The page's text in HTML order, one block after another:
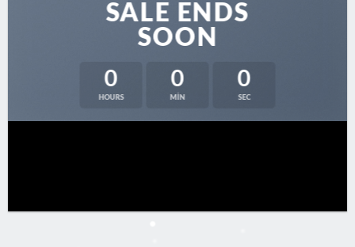
SALE ENDS
SOON
0
HOURS
0
MIN
0
SEC